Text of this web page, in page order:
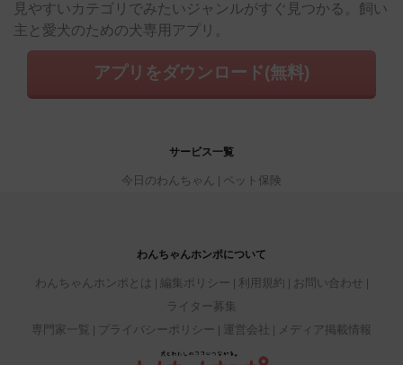
見やすいカテゴリでみたいジャンルがすぐ見つかる。飼い
主と愛犬のための犬専用アプリ。
アプリをダウンロード(無料)
サービス一覧
今日のわんちゃん ペット保険
わんちゃんホンポについて
わんちゃんホンポとは 編集ポリシー 利用規約
お問い合わせ
ライター募集
専門家一覧
プライバシーポリシー 運営会社 メディア掲載情報